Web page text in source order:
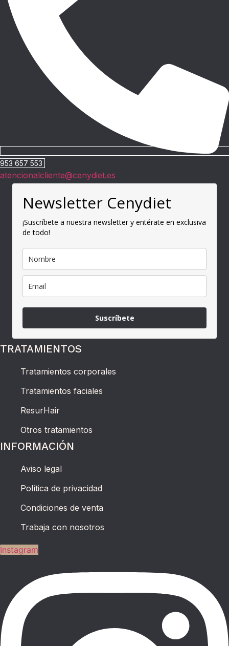
953 657 553
atencionalcliente@cenydiet.es
Newsletter Cenydiet
¡Suscríbete a nuestra newsletter y entérate en exclusiva
de todo!
Suscríbete
TRATAMIENTOS
Tratamientos corporales
Tratamientos faciales
ResurHair
Otros tratamientos
INFORMACIÓN
Aviso legal
Política de privacidad
Condiciones de venta
Trabaja con nosotros
Instagram